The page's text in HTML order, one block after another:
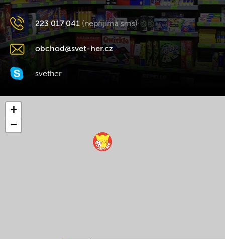
223 017 041 (nepřijímá sms)
obchod@svet-her.cz
svether
+
−